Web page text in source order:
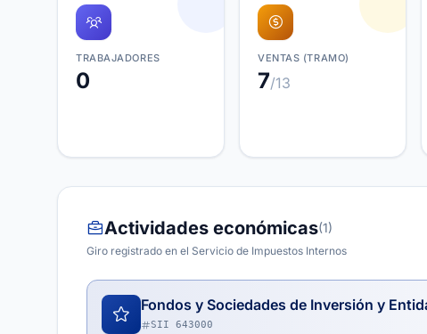
TRABAJADORES
0
VENTAS (TRAMO)
7/13
Actividades económicas(1)
Giro registrado en el Servicio de Impuestos Internos
Fondos y Sociedades de Inversión y
SII 643000